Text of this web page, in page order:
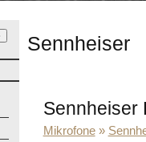
Sennheiser
Sennheiser
Mikrofone»